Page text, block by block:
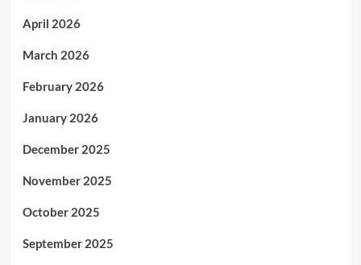
April 2026
March 2026
February 2026
January 2026
December 2025
November 2025
October 2025
September 2025